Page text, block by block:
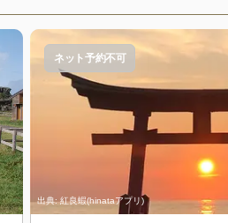
出典:紅良蝦(hinataアプリ)
ネット予約不可